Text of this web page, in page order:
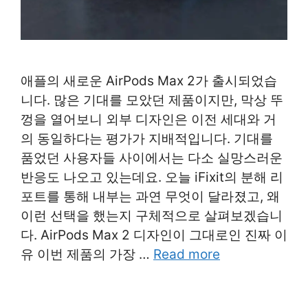
애플의 새로운 AirPods Max 2가 출시되었습
니다. 많은 기대를 모았던 제품이지만, 막상 뚜
껑을 열어보니 외부 디자인은 이전 세대와 거
의 동일하다는 평가가 지배적입니다. 기대를
품었던 사용자들 사이에서는 다소 실망스러운
반응도 나오고 있는데요. 오늘 iFixit의 분해 리
포트를 통해 내부는 과연 무엇이 달라졌고, 왜
이런 선택을 했는지 구체적으로 살펴보겠습니
다. AirPods Max 2 디자인이 그대로인 진짜 이
유 이번 제품의 가장 … Read more